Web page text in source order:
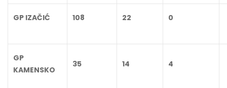
GP IZAČIĆ 108 22 0
GP
KAMENSKO
35 14 4